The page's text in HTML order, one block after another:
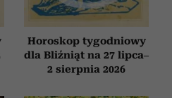
Horoskop tygodniowy
dla Bliźniąt na 27 lipca–
2 sierpnia 2026